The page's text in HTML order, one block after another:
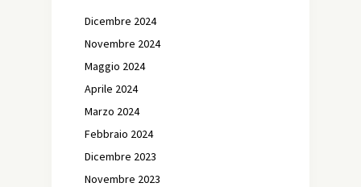
Dicembre 2024
Novembre 2024
Maggio 2024
Aprile 2024
Marzo 2024
Febbraio 2024
Dicembre 2023
Novembre 2023